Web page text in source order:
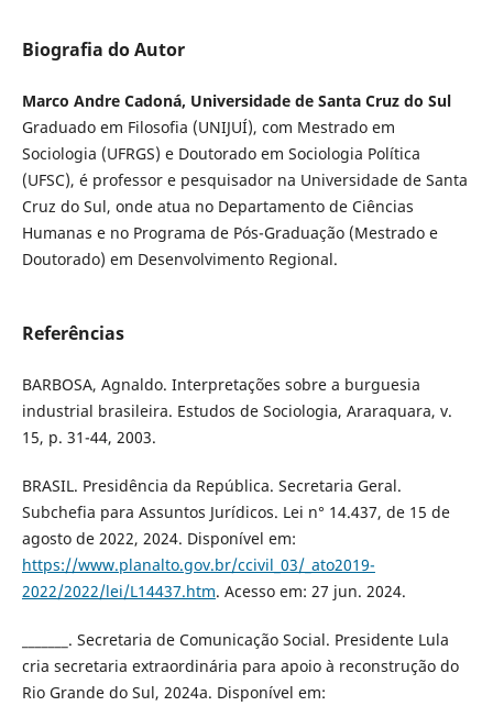
Biografia do Autor
Marco Andre Cadoná, Universidade de Santa Cruz do Sul
Graduado em Filosofia (UNIJUÍ), com Mestrado em
Sociologia (UFRGS) e Doutorado em Sociologia Política
(UFSC), é professor e pesquisador na Universidade de Santa
Cruz do Sul, onde atua no Departamento de Ciências
Humanas e no Programa de Pós-Graduação (Mestrado e
Doutorado) em Desenvolvimento Regional.
Referências
BARBOSA, Agnaldo. Interpretações sobre a burguesia
industrial brasileira. Estudos de Sociologia, Araraquara, v.
15, p. 31-44, 2003.
BRASIL. Presidência da República. Secretaria Geral.
Subchefia para Assuntos Jurídicos. Lei n° 14.437, de 15 de
agosto de 2022, 2024. Disponível em:
https://www.planalto.gov.br/ccivil_03/_ato2019-
2022/2022/lei/L14437.htm. Acesso em: 27 jun. 2024.
_______. Secretaria de Comunicação Social. Presidente Lula
cria secretaria extraordinária para apoio à reconstrução do
Rio Grande do Sul, 2024a. Disponível em: